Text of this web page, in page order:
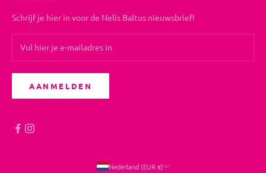
Schrijf je hier in voor de Nelis Baltus nieuwsbrief!
AANMELDEN
Nederland (EUR €)